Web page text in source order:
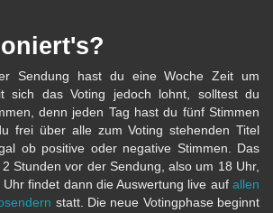
Sendung hast du eine Woche Zeit um
sich das Voting jedoch lohnt, solltest du
denn jeden Tag hast du fünf Stimmen
frei über alle zum Voting stehenden Titel
ob positive oder negative Stimmen. Das
Stunden vor der Sendung, also um 18 Uhr,
findet dann die Auswertung live auf allen
statt. Die neue Votingphase beginnt